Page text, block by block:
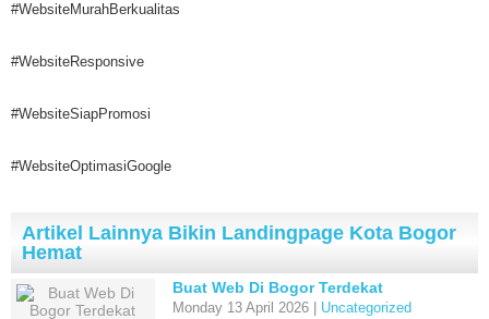
#WebsiteMurahBerkualitas
#WebsiteResponsive
#WebsiteSiapPromosi
#WebsiteOptimasiGoogle
Artikel Lainnya Bikin Landingpage Kota Bogor
Hemat
Buat Web Di Bogor Terdekat
Monday 13 April 2026 | Uncategorized